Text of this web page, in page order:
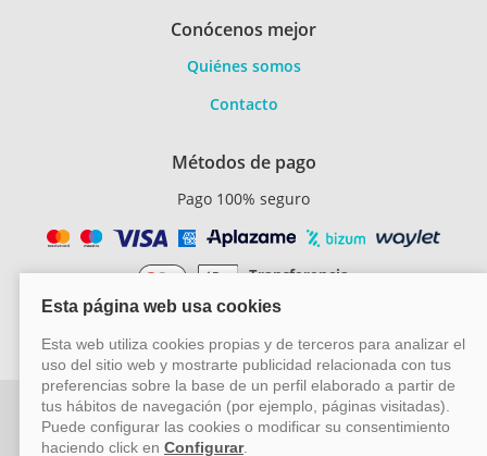
Conócenos mejor
Quiénes somos
Contacto
Métodos de pago
Pago 100% seguro
Transferencia
Vayacruceros.com - Especialistas en cruceros - Acción Viajes
SL (C/ Bodegueros 43 Ed. CBC Planta 2ª Of. 14, Polígono San